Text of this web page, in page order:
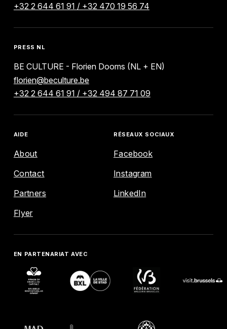
ENGLISH NEDERLANDS
EXPLORE
AGENDA
MAP
AIDE
AIDE
About
Contact
Partners
Flyer
RÉSEAUX SOCIAUX
Facebook
Instagram
LinkedIn
EN PARTENARIAT AVEC
+32 2 644 61 91 / +32 470 19 56 74
PRESS NL
BE CULTURE - Florien Dooms (NL + EN)
florien@beculture.be
+32 2 644 61 91 / +32 494 87 71 09